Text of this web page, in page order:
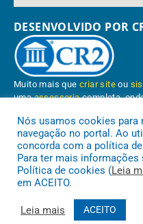
DESENVOLVIDO POR
Muito mais quecriar site ou
umaassessoriacompleta,
Conheça oPNTP e oRadar da
Nós usamos cookies para
navegação no portal. Ao
concorda com a política
Para ter mais
Política de cookies (Leia
em ACEITO.
Leia mais ACEITO